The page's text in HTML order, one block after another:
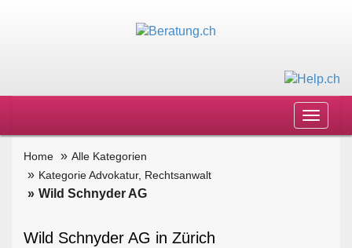
Toggle
Home
Alle Kategorien
Kategorie Advokatur, Rechtsanwalt
Wild Schnyder AG
Wild Schnyder AG in Zürich